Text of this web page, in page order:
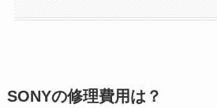
SONYの修理費用は？